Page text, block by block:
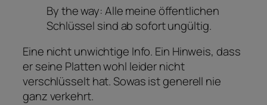
By the way: Alle meine öffentlichen
Schlüssel sind ab sofort ungültig.
Eine nicht unwichtige Info. Ein Hinweis, dass
er seine Platten wohl leider nicht
verschlüsselt hat. Sowas ist generell nie
ganz verkehrt.